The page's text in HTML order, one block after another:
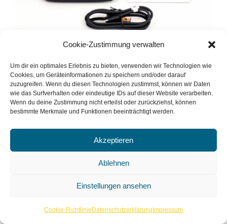
Cookie-Zustimmung verwalten
Um dir ein optimales Erlebnis zu bieten, verwenden wir Technologien wie
Cookies, um Geräteinformationen zu speichern und/oder darauf
zuzugreifen. Wenn du diesen Technologien zustimmst, können wir Daten
wie das Surfverhalten oder eindeutige IDs auf dieser Website verarbeiten.
Wenn du deine Zustimmung nicht erteilst oder zurückziehst, können
bestimmte Merkmale und Funktionen beeinträchtigt werden.
Akzeptieren
Ablehnen
Einstellungen ansehen
Cookie-Richtlinie Datenschutzerklärung Impressum
E-Book-Reader Pocketbook
Touch Lux 5
Die digitale Bibliothek immer zur Hand.